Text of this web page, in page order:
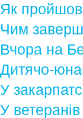
Як
Чим
Вчора на
Дитячо-
У
У